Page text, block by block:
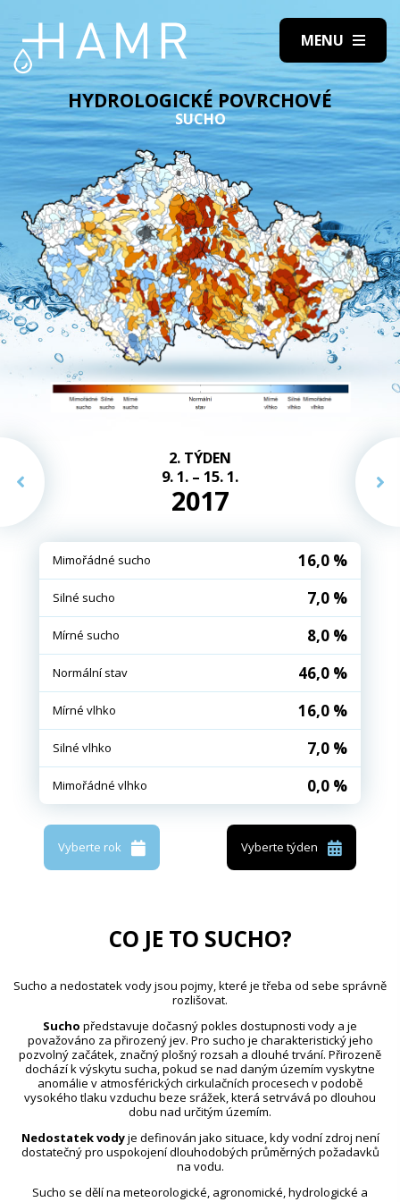
HYDROLOGICKÉ POVRCHOVÉ
SUCHO
2. TÝDEN
9. 1. – 15. 1.
2017
Mimořádné sucho 16,0 %
Silné sucho 7,0 %
Mírné sucho 8,0 %
Normální stav 46,0 %
Mírné vlhko 16,0 %
Silné vlhko 7,0 %
Mimořádné vlhko 0,0 %
Vyberte rok Vyberte týden
CO JE TO SUCHO?
Sucho a nedostatek vody jsou pojmy, které je třeba od sebe správně
rozlišovat.
Sucho představuje dočasný pokles dostupnosti vody a je
považováno za přirozený jev. Pro sucho je charakteristický jeho
pozvolný začátek, značný plošný rozsah a dlouhé trvání. Přirozeně
dochází k výskytu sucha, pokud se nad daným územím vyskytne
anomálie v atmosférických cirkulačních procesech v podobě
vysokého tlaku vzduchu beze srážek, která setrvává po dlouhou
dobu nad určitým územím.
Nedostatek vodyje definován jako situace, kdy vodní zdroj není
dostatečný pro uspokojení dlouhodobých průměrných požadavků
na vodu.
Sucho se dělí na meteorologické, agronomické, hydrologické a